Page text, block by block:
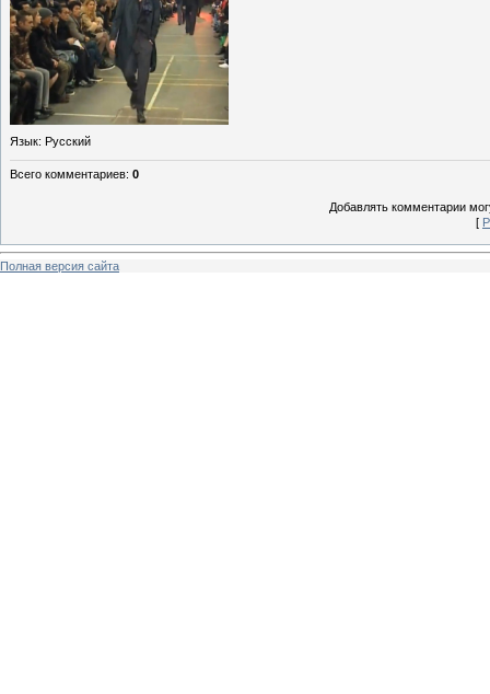
Язык: Русский
Всего комментариев: 0
Добавлять комментарии
[
Полная версия сайта